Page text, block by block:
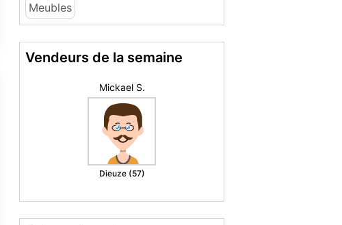
Meubles
Vendeurs de la semaine
romance69
Oullins (69)